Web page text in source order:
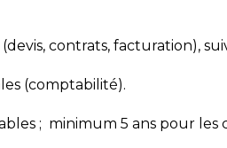
contrats, facturation),
(comptabilité).
; minimum 5 ans pour les